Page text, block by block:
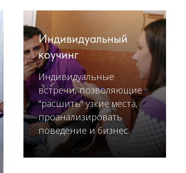
Индивидуальный
коучинг
Индивидуальные
встречи, позволяющие
"расшить" узкие места,
проанализировать
поведение и бизнес.